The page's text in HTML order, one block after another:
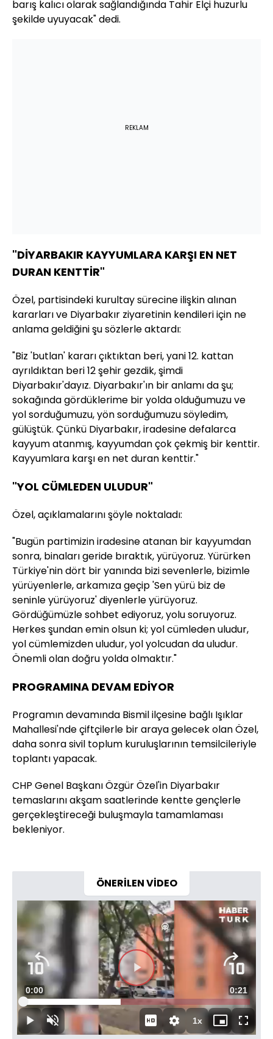
barış kalıcı olarak sağlandığında Tahir Elçi huzurlu
şekilde uyuyacak" dedi.
REKLAM
"DİYARBAKIR KAYYUMLARA KARŞI EN NET
DURAN KENTTİR"
Özel, partisindeki kurultay sürecine ilişkin alınan
kararları ve Diyarbakır ziyaretinin kendileri için ne
anlama geldiğini şu sözlerle aktardı:
"Biz 'butlan' kararı çıktıktan beri, yani 12. kattan
ayrıldıktan beri 12 şehir gezdik, şimdi
Diyarbakır'dayız. Diyarbakır'ın bir anlamı da şu;
sokağında gördüklerime bir yolda olduğumuzu ve
yol sorduğumuzu, yön sorduğumuzu söyledim,
gülüştük. Çünkü Diyarbakır, iradesine defalarca
kayyum atanmış, kayyumdan çok çekmiş bir kenttir.
Kayyumlara karşı en net duran kenttir."
"YOL CÜMLEDEN ULUDUR"
Özel, açıklamalarını şöyle noktaladı:
"Bugün partimizin iradesine atanan bir kayyumdan
sonra, binaları geride bıraktık, yürüyoruz. Yürürken
Türkiye'nin dört bir yanında bizi sevenlerle, bizimle
yürüyenlerle, arkamıza geçip 'Sen yürü biz de
seninle yürüyoruz' diyenlerle yürüyoruz.
Gördüğümüzle sohbet ediyoruz, yolu soruyoruz.
Herkes şundan emin olsun ki; yol cümleden uludur,
yol cümlemizden uludur, yol yolcudan da uludur.
Önemli olan doğru yolda olmaktır."
PROGRAMINA DEVAM EDİYOR
Programın devamında Bismil ilçesine bağlı Işıklar
Mahallesi'nde çiftçilerle bir araya gelecek olan Özel,
daha sonra sivil toplum kuruluşlarının temsilcileriyle
toplantı yapacak.
CHP Genel Başkanı Özgür Özel'in Diyarbakır
temaslarını akşam saatlerinde kentte gençlerle
gerçekleştireceği buluşmayla tamamlaması
bekleniyor.
ÖNERİLEN VİDEO
Videoyu
Oynat
OynatSesi
Aç
Süre
0:00 Toplam
Süre
0:21
Yüklendi:
42.90%
1xOynatma
Hızı
Mini
oynatıcı
Tam
Ekran